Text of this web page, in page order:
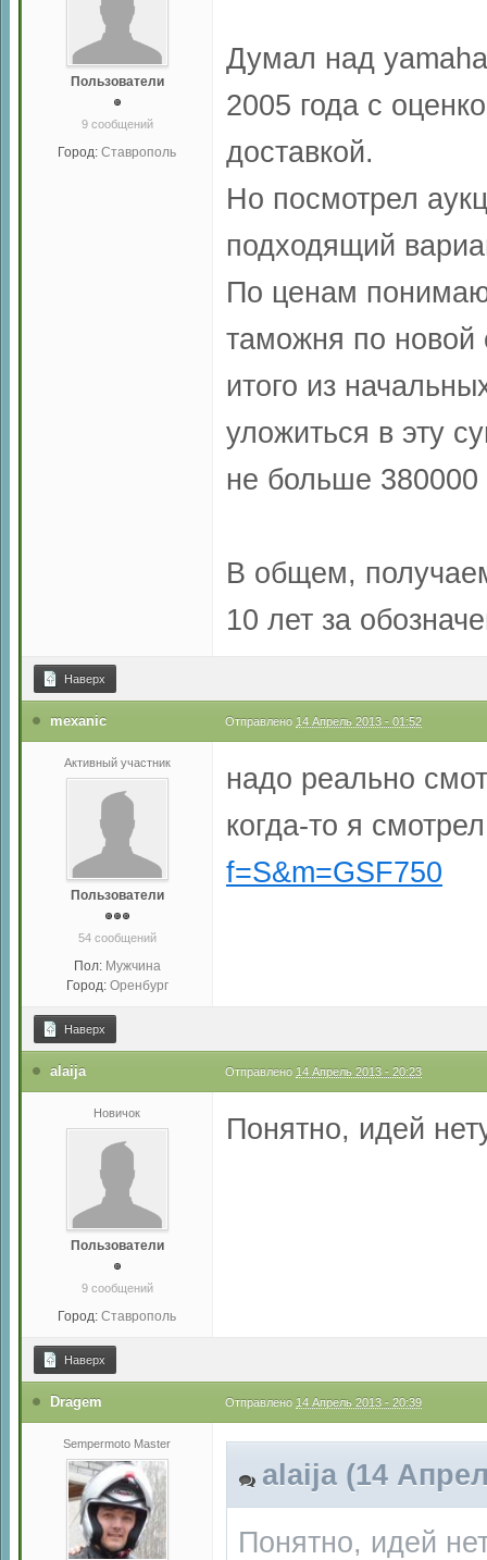
Пользователи
9 сообщений
Город: Ставрополь
Думал над
2005 года с
доставкой.
Но посмотрел
подходящий
По ценам понимаю
таможня по новой
итого из
уложиться в эту
не больше
В общем,
10 лет за
Наверх
mexanic Отправлено 14 Апрель 2013 - 01:52
Активный участник
Пользователи
54 сообщений
Пол: Мужчина
Город: Оренбург
надо реально
когда-то я
f=S&m=GSF750
Наверх
alaija Отправлено 14 Апрель 2013 - 20:23
Новичок
Пользователи
9 сообщений
Город: Ставрополь
Понятно, идей
Наверх
Dragem Отправлено 14 Апрель 2013 - 20:39
Sempermoto Master
alaija (14
Понятно, идей